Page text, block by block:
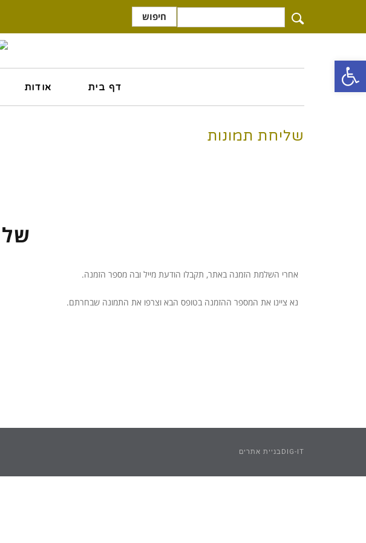
חיפוש
דף בית אודות
שליחת תמונות
אחרי השלמת הזמנה באתר, תקבלו הודעת מייל ובה מספר הזמנה.
נא ציינו את המספר ההזמנה בטופס הבא וצרפו את התמונה שבחרתם.
DIG-ITבניית אתרים
פתח סרגל נגישות